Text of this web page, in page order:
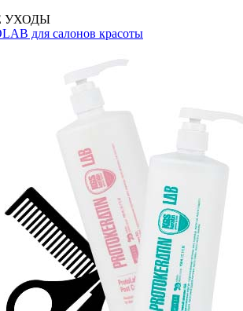
УХОДЫ
для салонов красоты